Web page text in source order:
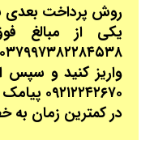
روش پرداخت بعدی
یکی از مبالغ
واریز کنید و سپس
در کمترین زمان